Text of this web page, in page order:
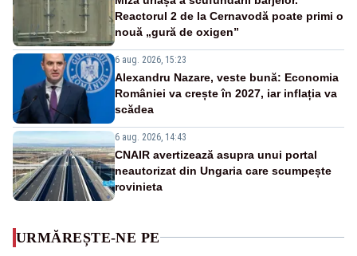
Reactorul 2 de la Cernavodă poate primi o
nouă „gură de oxigen”
6 aug. 2026, 15:23
Alexandru Nazare, veste bună: Economia
României va crește în 2027, iar inflația va
scădea
6 aug. 2026, 14:43
CNAIR avertizează asupra unui portal
neautorizat din Ungaria care scumpește
rovinieta
URMĂREȘTE-NE PE